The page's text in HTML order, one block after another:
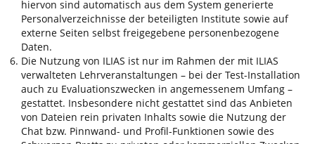
hiervon sind automatisch aus dem System generierte
Personalverzeichnisse der beteiligten Institute sowie auf
externe Seiten selbst freigegebene personenbezogene
Daten.
Die Nutzung von ILIAS ist nur im Rahmen der mit ILIAS
verwalteten Lehrveranstaltungen – bei der Test-Installation
auch zu Evaluationszwecken in angemessenem Umfang –
gestattet. Insbesondere nicht gestattet sind das Anbieten
von Dateien rein privaten Inhalts sowie die Nutzung der
Chat bzw. Pinnwand- und Profil-Funktionen sowie des